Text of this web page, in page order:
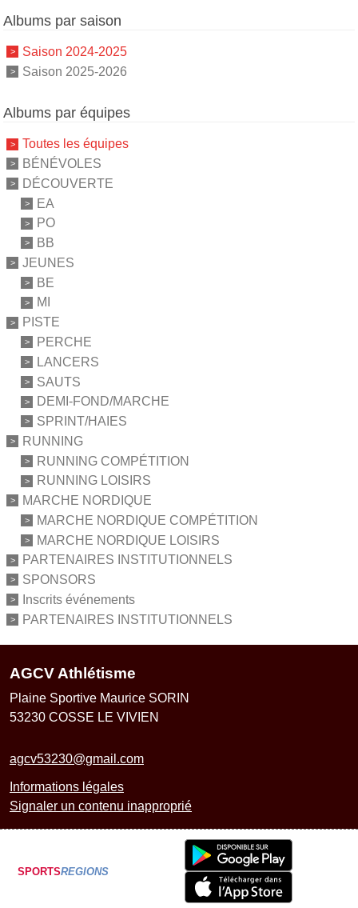
Albums par saison
Saison 2024-2025
Saison 2025-2026
Albums par équipes
Toutes les équipes
BÉNÉVOLES
DÉCOUVERTE
EA
PO
BB
JEUNES
BE
MI
PISTE
PERCHE
LANCERS
SAUTS
DEMI-FOND/MARCHE
SPRINT/HAIES
RUNNING
RUNNING COMPÉTITION
RUNNING LOISIRS
MARCHE NORDIQUE
MARCHE NORDIQUE COMPÉTITION
MARCHE NORDIQUE LOISIRS
PARTENAIRES INSTITUTIONNELS
SPONSORS
Inscrits événements
PARTENAIRES INSTITUTIONNELS
AGCV Athlétisme
Plaine Sportive Maurice SORIN
53230 COSSE LE VIVIEN
agcv53230@gmail.com
Informations légales
Signaler un contenu inapproprié
SPORTSREGIONS